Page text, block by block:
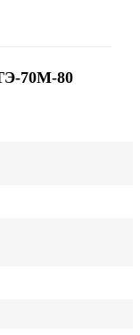
70М-80